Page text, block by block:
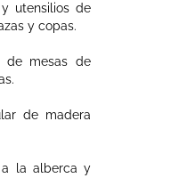
utensilios de
y copas.
de mesas de
de madera
a la alberca y